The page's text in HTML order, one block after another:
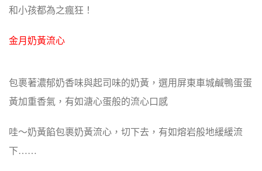
和小孩都為之瘋狂！
金月奶黃流心
包裹著濃郁奶香味與起司味的奶黃，選用屏東車城鹹鴨蛋蛋
黃加重香氣，有如溏心蛋般的流心口感
哇～奶黃餡包裹奶黃流心，切下去，有如熔岩般地緩緩流
下……